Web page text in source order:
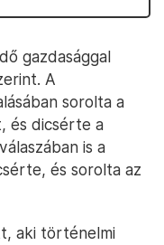
gazdasággal
A
sorolta a
és dicsérte a
is a
és sorolta az
aki történelmi